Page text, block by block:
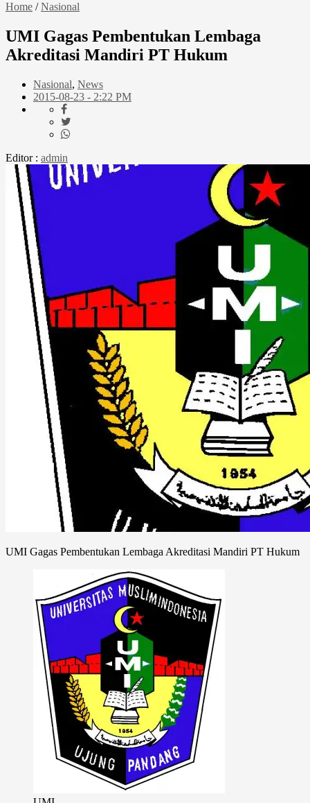
Home /Nasional
UMI Gagas Pembentukan Lembaga
Akreditasi Mandiri PT Hukum
Nasional, News
2015-08-23 - 2:22 PM
Editor : admin
UMI Gagas Pembentukan Lembaga Akreditasi Mandiri PT Hukum